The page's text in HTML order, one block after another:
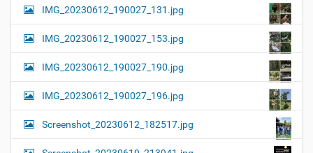
IMG_20230612_190027_131.jpg
IMG_20230612_190027_153.jpg
IMG_20230612_190027_190.jpg
IMG_20230612_190027_196.jpg
Screenshot_20230612_182517.jpg